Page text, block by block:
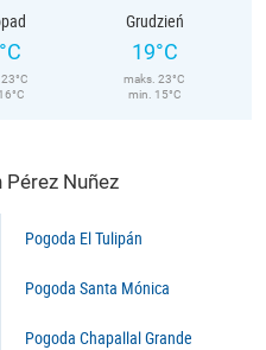
Grudzień
19°C
maks. 23°C
min. 15°C
Nuñez
Pogoda El Tulipán
Pogoda Santa Mónica
Pogoda Chapallal Grande